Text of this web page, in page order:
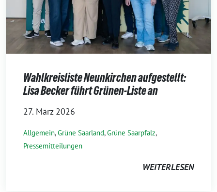
Wahlkreisliste Neunkirchen aufgestellt:
Lisa Becker führt Grünen-Liste an
27. März 2026
Allgemein,Grüne Saarland,Grüne Saarpfalz,
Pressemitteilungen
WEITERLESEN